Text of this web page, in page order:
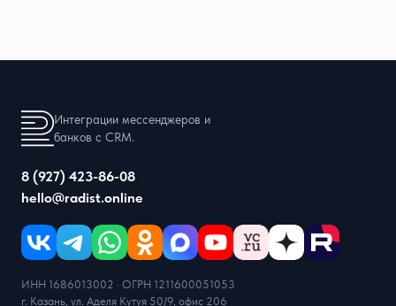
Интеграции мессенджеров и
банков с CRM.
8 (927) 423-86-08
hello@radist.online
ИНН 1686013002 · ОГРН 1211600051053
г. Казань, ул. Аделя Кутуя 50/9, офис 206